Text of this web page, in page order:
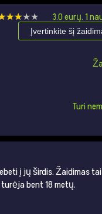
3.0eurų.1
Įvertinkite šį
Turi
į jų širdis. Žaidimas
bent 18 metų.